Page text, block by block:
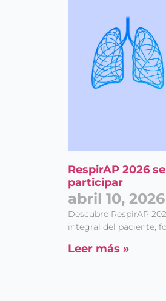
RespirAP 2026
participar
abril 10, 2026
Descubre RespirAP
integral del paciente,
Leer más »